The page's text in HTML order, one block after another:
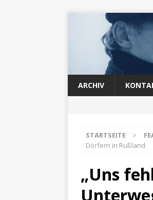
ARCHIV
STARTSEITE
Dörfern in Rußland
„Uns